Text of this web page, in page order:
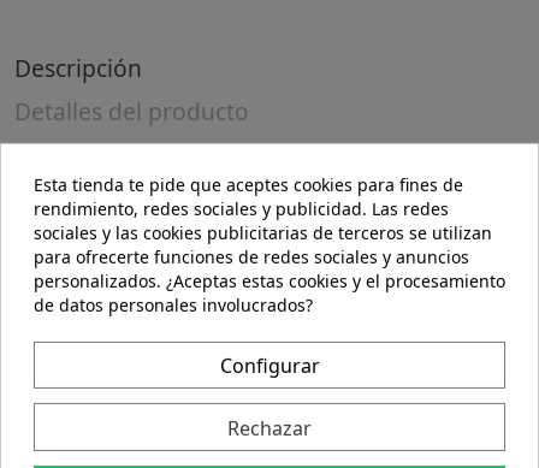
Descripción
Detalles del producto
Descripción
Incienso en formato stick, con aroma a limón,
elaborado con esencias seleccionadas de primera
calidad y sin ftalatos, que es ideal para favorecer la
meditación y la relajación mental, además de dejar
cualquier estancia del hogar agradablemente
perfumada.
Cada stick tiene una duración aproximada de
combustión de unos 40 minutos.
Modo de empleo
Esta tienda te pide que aceptes cookies para fines de
rendimiento, redes sociales y publicidad. Las redes
sociales y las cookies publicitarias de terceros se utilizan
para ofrecerte funciones de redes sociales y anuncios
personalizados. ¿Aceptas estas cookies y el procesamiento
de datos personales involucrados?
Configurar
Rechazar